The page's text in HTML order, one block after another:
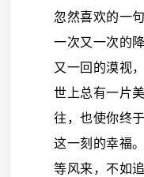
忽然喜欢的一
一次又一次的
又一回的漠视
世上总有一片
往，也使你终
这一刻的幸福。
等风来，不如